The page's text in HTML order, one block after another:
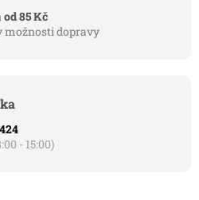
od 85 Kč
možnosti dopravy
- 15:00)